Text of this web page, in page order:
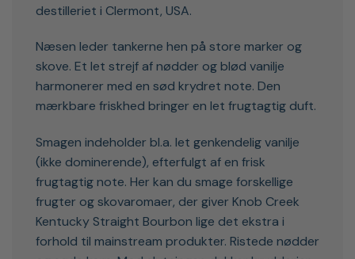
destilleriet i Clermont, USA.
Næsen leder tankerne hen på store marker og
skove. Et let strejf af nødder og blød vanilje
harmonerer med en sød krydret note. Den
mærkbare friskhed bringer en let frugtagtig duft.
Smagen indeholder bl.a. let genkendelig vanilje
(ikke dominerende), efterfulgt af en frisk
frugtagtig note. Her kan du smage forskellige
frugter og skovaromaer, der giver Knob Creek
Kentucky Straight Bourbon lige det ekstra i
forhold til mainstream produkter. Ristede nødder